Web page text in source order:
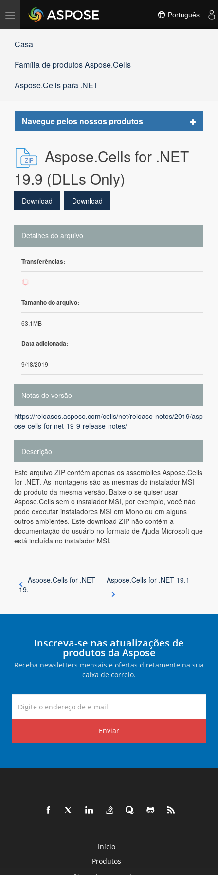
Alternar
navegação
Português
Casa
Família de produtos Aspose.Cells
Aspose.Cells para .NET
Navegue pelos nossos produtos
Toggle
Aspose.Cells for .NET
19.9 (DLLs Only)
Download Download
Detalhes do arquivo
Transferências:
140
Tamanho do arquivo:
63,1MB
Data adicionada:
9/18/2019
Notas de versão
https://releases.aspose.com/cells/net/release-notes/2019/asp
ose-cells-for-net-19-9-release-notes/
Descrição
Este arquivo ZIP contém apenas os assemblies Aspose.Cells
for .NET. As montagens são as mesmas do instalador MSI
do produto da mesma versão. Baixe-o se quiser usar
Aspose.Cells sem o instalador MSI, por exemplo, você não
pode executar instaladores MSI em Mono ou em alguns
outros ambientes. Este download ZIP não contém a
documentação do usuário no formato de Ajuda Microsoft que
está incluída no instalador MSI.
Aspose.Cells for .NET
19.
Aspose.Cells for .NET 19.1
Inscreva-se nas atualizações de
produtos da Aspose
Receba newsletters mensais e ofertas diretamente na sua
caixa de correio.
Enviar
Início
Produtos